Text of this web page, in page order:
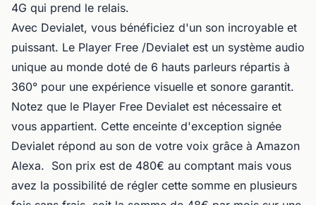
4G qui prend le relais.
Avec Devialet, vous bénéficiez d'un son incroyable et
puissant. Le Player Free /Devialet est un système audio
unique au monde doté de 6 hauts parleurs répartis à
360° pour une expérience visuelle et sonore garantit.
Notez que le Player Free Devialet est nécessaire et
vous appartient. Cette enceinte d'exception signée
Devialet répond au son de votre voix grâce à Amazon
Alexa. Son prix est de 480€ au comptant mais vous
avez la possibilité de régler cette somme en plusieurs